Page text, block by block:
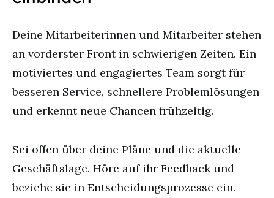
Deine Mitarbeiterinnen und Mitarbeiter stehen
an vorderster Front in schwierigen Zeiten. Ein
motiviertes und engagiertes Team sorgt für
besseren Service, schnellere Problemlösungen
und erkennt neue Chancen frühzeitig.
Sei offen über deine Pläne und die aktuelle
Geschäftslage. Höre auf ihr Feedback und
beziehe sie in Entscheidungsprozesse ein.